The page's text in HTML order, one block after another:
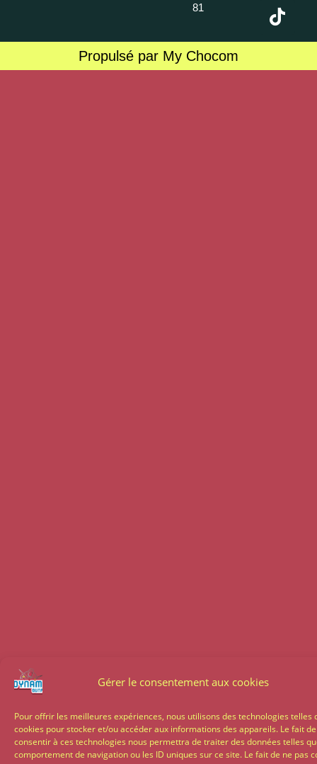
Gérer le consentement aux cookies
Pour offrir les meilleures expériences, nous utilisons des technologies telles
cookies pour stocker et/ou accéder aux informations des appareils. Le fait de
consentir à ces technologies nous permettra de traiter des données telles
comportement de navigation ou les ID uniques sur ce site. Le fait de ne pas
81
Propulsé par My Chocom